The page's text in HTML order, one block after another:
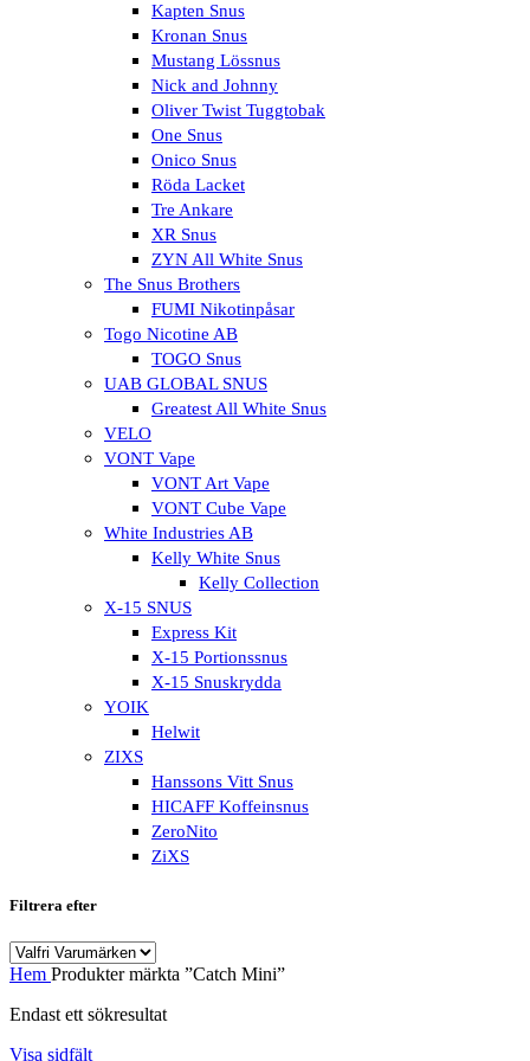
Kapten Snus
Kronan Snus
Mustang Lössnus
Nick and Johnny
Oliver Twist Tuggtobak
One Snus
Onico Snus
Röda Lacket
Tre Ankare
XR Snus
ZYN All White Snus
The Snus Brothers
FUMI Nikotinpåsar
Togo Nicotine AB
TOGO Snus
UAB GLOBAL SNUS
Greatest All White Snus
VELO
VONT Vape
VONT Art Vape
VONT Cube Vape
White Industries AB
Kelly White Snus
Kelly Collection
X-15 SNUS
Express Kit
X-15 Portionssnus
X-15 Snuskrydda
YOIK
Helwit
ZIXS
Hanssons Vitt Snus
HICAFF Koffeinsnus
ZeroNito
ZiXS
Filtrera efter
Hem Produkter märkta ”Catch Mini”
Endast ett sökresultat
Visa sidfält